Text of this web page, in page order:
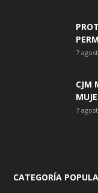
7
CJM
7
CATEGORÍA